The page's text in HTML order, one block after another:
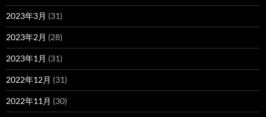
2023年3月 (31)
2023年2月 (28)
2023年1月 (31)
2022年12月 (31)
2022年11月 (30)